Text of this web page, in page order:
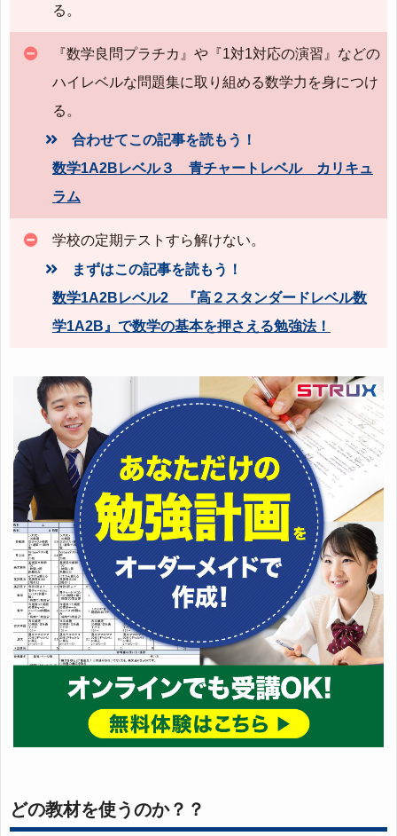
る。
『数学良問プラチカ』や『1対1対応の演習』などの
ハイレベルな問題集に取り組める数学力を身につけ
る。
合わせてこの記事を読もう！
数学1A2Bレベル３ 青チャートレベル カリキュ
ラム
学校の定期テストすら解けない。
まずはこの記事を読もう！
数学1A2Bレベル2 『高２スタンダードレベル数
学1A2B』で数学の基本を押さえる勉強法！
どの教材を使うのか？？